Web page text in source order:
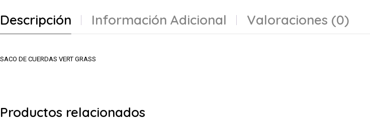
Descripción Información Adicional Valoraciones (0)
SACO DE CUERDAS VERT GRASS
Productos relacionados